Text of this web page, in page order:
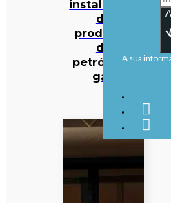
instalações
de
produção
de
petróleo e
gás
A sua